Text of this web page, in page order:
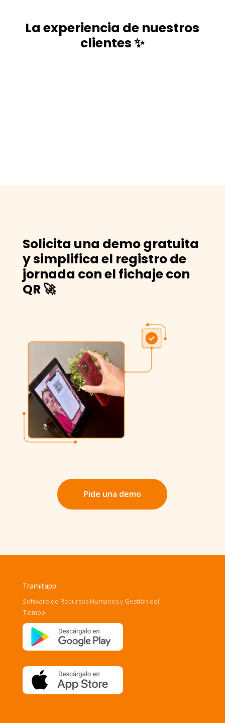
La experiencia de nuestros
clientes ✨
Solicita una demo gratuita
y simplifica el registro de
jornada con el fichaje con
QR 🚀
Pide una demo
Tramitapp
Software de Recursos Humanos y Gestión del
Tiempo